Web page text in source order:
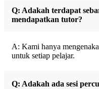
Q: Adakah terdapat
mendapatkan tutor?
A: Kami hanya
untuk setiap pelajar.
Q: Adakah ada sesi